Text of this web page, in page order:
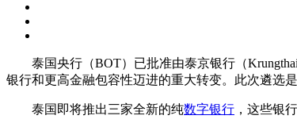
泰国央行（BOT）已批准由泰京银行（
银行和更高金融包容性迈进的重大转变。此次遴选
泰国即将推出三家全新的纯数字银行 ，这些银